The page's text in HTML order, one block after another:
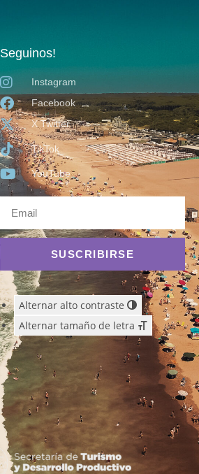
Seguinos!
Instagram
Facebook
X Twitter
TikTok
YouTube
SUSCRIBIRSE
Alternar alto contraste
Alternar tamaño de letra